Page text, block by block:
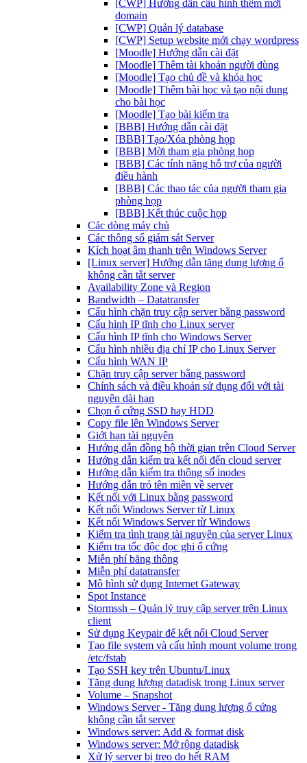
[CWP] Hướng dẫn cấu hình thêm mới
domain
[CWP] Quản lý database
[CWP] Setup website mới chạy wordpress
[Moodle] Hướng dẫn cài đặt
[Moodle] Thêm tài khoản người dùng
[Moodle] Tạo chủ đề và khóa học
[Moodle] Thêm bài học và tạo nội dung
cho bài học
[Moodle] Tạo bài kiểm tra
[BBB] Hướng dẫn cài đặt
[BBB] Tạo/Xóa phòng họp
[BBB] Mời tham gia phòng họp
[BBB] Các tính năng hỗ trợ của người
điều hành
[BBB] Các thao tác của người tham gia
phòng họp
[BBB] Kết thúc cuộc họp
Các dòng máy chủ
Các thông số giám sát Server
Kích hoạt âm thanh trên Windows Server
[Linux server] Hướng dẫn tăng dung lượng ổ
không cần tắt server
Availability Zone và Region
Bandwidth – Datatransfer
Cấu hình chặn truy cập server bằng password
Cấu hình IP tĩnh cho Linux server
Cấu hình IP tĩnh cho Windows Server
Cấu hình nhiều địa chỉ IP cho Linux Server
Cấu hình WAN IP
Chặn truy cập server bằng password
Chính sách và điều khoản sử dụng đối với tài
nguyên dài hạn
Chọn ổ cứng SSD hay HDD
Copy file lên Windows Server
Giới hạn tài nguyên
Hướng dẫn đồng bộ thời gian trên Cloud Server
Hướng dẫn kiểm tra kết nối đến cloud server
Hướng dẫn kiểm tra thông số inodes
Hướng dẫn trỏ tên miền về server
Kết nối với Linux bằng password
Kết nối Windows Server từ Linux
Kết nối Windows Server từ Windows
Kiểm tra tình trạng tài nguyên của server Linux
Kiểm tra tốc độc đọc ghi ổ cứng
Miễn phí băng thông
Miễn phí datatransfer
Mô hình sử dụng Internet Gateway
Spot Instance
Stormssh – Quản lý truy cập server trên Linux
client
Sử dụng Keypair để kết nối Cloud Server
Tạo file system và cấu hình mount volume trong
/etc/fstab
Tạo SSH key trên Ubuntu/Linux
Tăng dung lượng datadisk trong Linux server
Volume – Snapshot
Windows Server - Tăng dung lượng ổ cứng
không cần tắt server
Windows server: Add & format disk
Windows server: Mở rộng datadisk
Xử lý server bị treo do hết RAM